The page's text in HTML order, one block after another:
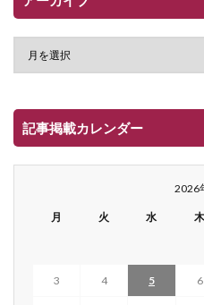
記事掲載カレンダー
2026
月 火 水 木
3 4 5 6